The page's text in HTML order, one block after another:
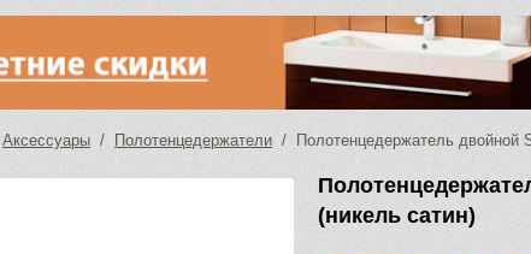
Аксессуары / Полотенцедержатели / Полотенцедержатель двойной
(никель сатин)